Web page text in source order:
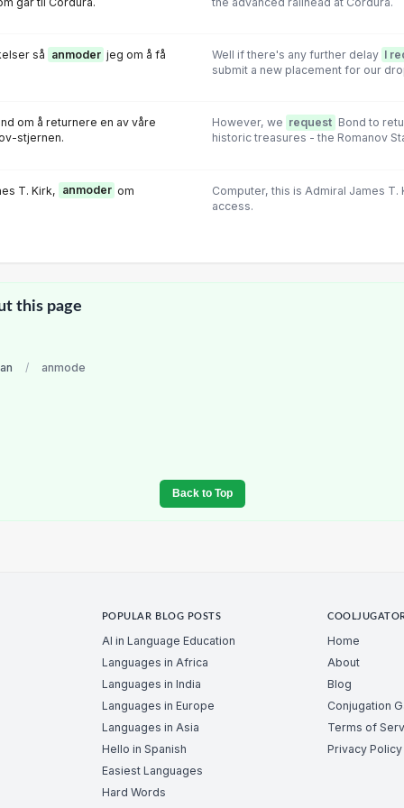
så anmoder jeg om å få Well if there's any further delay I
submit a new placement for our
om å returnere en av våre
stjernen.
However, we request Bond to
historic treasures - the Romanov
T. Kirk, anmoder om
Computer, this is Admiral James
access.
this page
/ anmode
Back to Top
POPULAR BLOG POSTS
AI in Language Education
Languages in Africa
Languages in India
Languages in Europe
Languages in Asia
Hello in Spanish
Easiest Languages
Hard Words
Home
About
Blog
Conjugation
Terms of
Privacy Policy